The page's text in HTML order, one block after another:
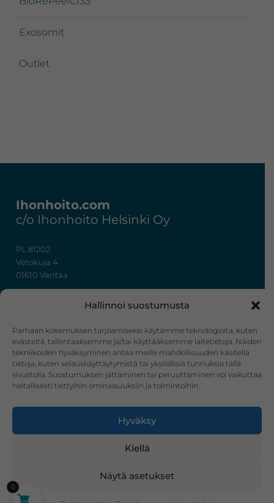
Hallinnoi suostumusta
Parhaan kokemuksen tarjoamiseksi käytämme teknologioita, kuten
evästeitä, tallentaaksemme ja/tai käyttääksemme laitetietoja. Näiden
tekniikoiden hyväksyminen antaa meille mahdollisuuden käsitellä
tietoja, kuten selauskäyttäytymistä tai yksilöllisiä tunnuksia tällä
sivustolla. Suostumuksen jättäminen tai peruuttaminen voi vaikuttaa
haitallisesti tiettyihin ominaisuuksiin ja toimintoihin.
Hyväksy
Kiellä
Näytä asetukset
Exosomit
Outlet
Ihonhoito.com
c/o Ihonhoito Helsinki Oy
PL 81202
Vetokuja 4
01610 Vantaa
info@ihonhoito.com
Facebook Instagram
Verkkokauppa
0